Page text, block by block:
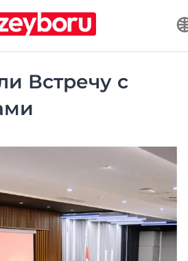
Встречу с